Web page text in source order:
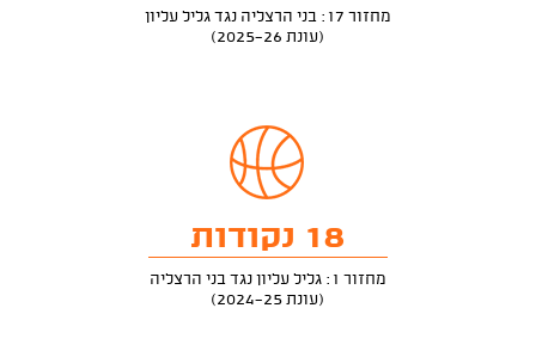
מחזור 17: בני הרצליה נגד גליל עליון
(עונת 2025-26)
18 נקודות
מחזור 1: גליל עליון נגד בני הרצליה
(עונת 2024-25)